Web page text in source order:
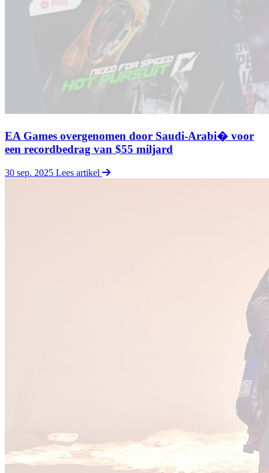
EA Games overgenomen door Saudi-Arabi� voor
een recordbedrag van $55 miljard
30 sep. 2025 Lees artikel